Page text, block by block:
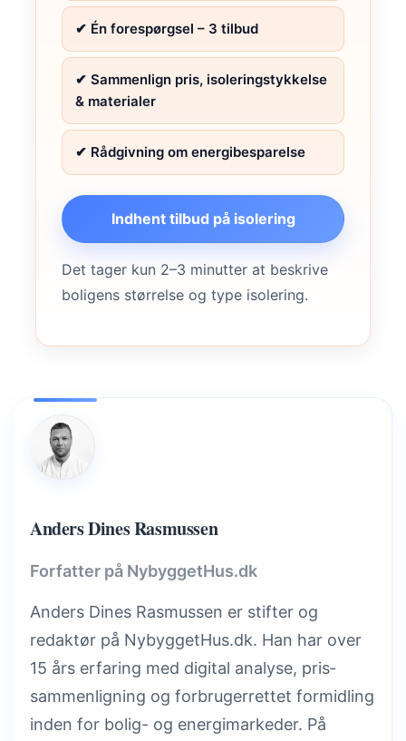
✔ Én forespørgsel – 3 tilbud
✔ Sammenlign pris, isoleringstykkelse
& materialer
✔ Rådgivning om energibesparelse
Indhent tilbud på isolering
Det tager kun 2–3 minutter at beskrive
boligens størrelse og type isolering.
Anders Dines Rasmussen
Forfatter på NybyggetHus.dk
Anders Dines Rasmussen er stifter og
redaktør på NybyggetHus.dk. Han har over
15 års erfaring med digital analyse, pris­
sammenligning og forbrugerrettet formidling
inden for bolig- og energimarkeder. På